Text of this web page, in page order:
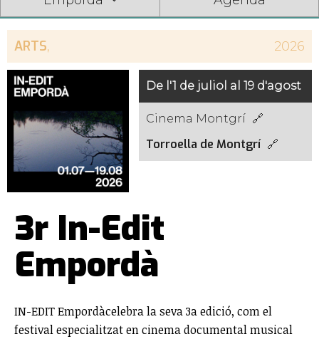
ARTS, 2026
De l'1 de juliol al 19 d'agost
Cinema Montgrí
Torroella de Montgrí
3r In-Edit
Empordà
IN-EDIT Empordàcelebra la seva 3a edició, com el
festival especialitzat en cinema documental musical